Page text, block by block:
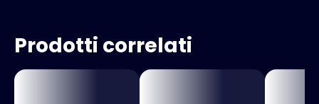
Prodotti correlati